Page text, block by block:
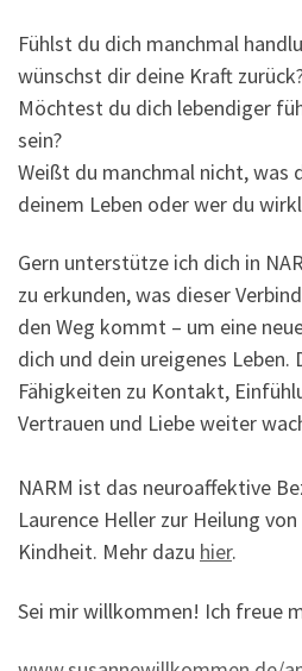
Fühlst du dich manchmal
wünschst dir deine Kraft
Möchtest du dich lebendiger
sein?
Weißt du manchmal nicht, was
deinem Leben oder wer du
Gern unterstütze ich dich in
zu erkunden, was dieser
den Weg kommt – um eine
dich und dein ureigenes Leben.
Fähigkeiten zu Kontakt,
Vertrauen und Liebe weiter
NARM ist das neuroaffektive
Laurence Heller zur Heilung
Kindheit. Mehr dazu hier.
Sei mir willkommen! Ich freue